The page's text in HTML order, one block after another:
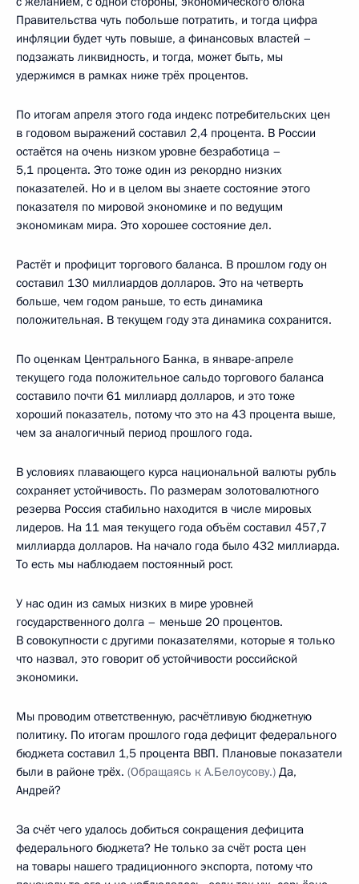
Правительства чуть побольше потратить, и тогда цифра
инфляции будет чуть повыше, а финансовых властей –
подзажать ликвидность, и тогда, может быть, мы
удержимся в рамках ниже трёх процентов.
По итогам апреля этого года индекс потребительских цен
в годовом выражений составил 2,4 процента. В России
остаётся на очень низком уровне безработица –
5,1 процента. Это тоже один из рекордно низких
показателей. Но и в целом вы знаете состояние этого
показателя по мировой экономике и по ведущим
экономикам мира. Это хорошее состояние дел.
Растёт и профицит торгового баланса. В прошлом году он
составил 130 миллиардов долларов. Это на четверть
больше, чем годом раньше, то есть динамика
положительная. В текущем году эта динамика сохранится.
По оценкам Центрального Банка, в январе-апреле
текущего года положительное сальдо торгового баланса
составило почти 61 миллиард долларов, и это тоже
хороший показатель, потому что это на 43 процента выше,
чем за аналогичный период прошлого года.
В условиях плавающего курса национальной валюты рубль
сохраняет устойчивость. По размерам золотовалютного
резерва Россия стабильно находится в числе мировых
лидеров. На 11 мая текущего года объём составил 457,7
миллиарда долларов. На начало года было 432 миллиарда.
То есть мы наблюдаем постоянный рост.
У нас один из самых низких в мире уровней
государственного долга – меньше 20 процентов.
В совокупности с другими показателями, которые я только
что назвал, это говорит об устойчивости российской
экономики.
Мы проводим ответственную, расчётливую бюджетную
политику. По итогам прошлого года дефицит федерального
бюджета составил 1,5 процента ВВП. Плановые показатели
были в районе трёх. (Обращаясь к А.Белоусову.) Да,
Андрей?
За счёт чего удалось добиться сокращения дефицита
федерального бюджета? Не только за счёт роста цен
на товары нашего традиционного экспорта, потому что